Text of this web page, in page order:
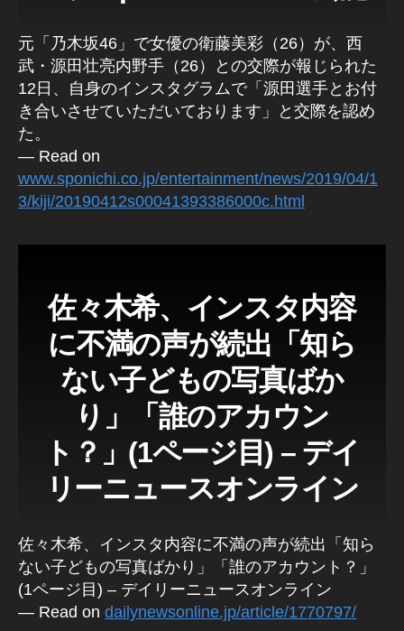
元「乃木坂46」で女優の衛藤美彩（26）が、西
武・源田壮亮内野手（26）との交際が報じられた
12日、自身のインスタグラムで「源田選手とお付
き合いさせていただいております」と交際を認め
た。
— Read on
www.sponichi.co.jp/entertainment/news/2019/04/1
3/kiji/20190412s00041393386000c.html
佐々木希、インスタ内容
に不満の声が続出「知ら
ない子どもの写真ばか
り」「誰のアカウン
ト？」(1ページ目) – デイ
リーニュースオンライン
佐々木希、インスタ内容に不満の声が続出「知ら
ない子どもの写真ばかり」「誰のアカウント？」
(1ページ目) – デイリーニュースオンライン
— Read on dailynewsonline.jp/article/1770797/